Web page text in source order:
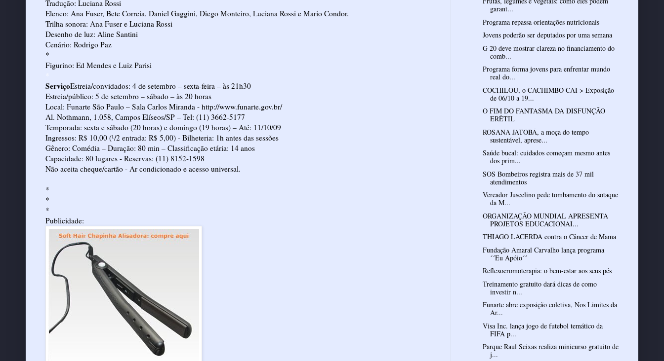
Tradução: Luciana Rossi
Elenco: Ana Fuser, Bete Correia, Daniel Gaggini, Diego Monteiro, Luciana Rossi e Mario Condor.
Trilha sonora: Ana Fuser e Luciana Rossi
Desenho de luz: Aline Santini
Cenário: Rodrigo Paz
*
Figurino: Ed Mendes e Luiz Parisi
ServiçoEstreia/convidados: 4 de setembro – sexta-feira – às 21h30
Estreia/público: 5 de setembro – sábado – às 20 horas
Local: Funarte São Paulo – Sala Carlos Miranda - http://www.funarte.gov.br/
Al. Nothmann, 1.058, Campos Elíseos/SP – Tel: (11) 3662-5177
Temporada: sexta e sábado (20 horas) e domingo (19 horas) – Até: 11/10/09
Ingressos: R$ 10,00 (¹/2 entrada: R$ 5,00) - Bilheteria: 1h antes das sessões
Gênero: Comédia – Duração: 80 min – Classificação etária: 14 anos
Capacidade: 80 lugares - Reservas: (11) 8152-1598
Não aceita cheque/cartão - Ar condicionado e acesso universal.
*
*
*
Publicidade:
garant...
Programa repassa orientações nutricionais
Jovens poderão ser deputados por uma semana
G 20 deve mostrar clareza no financiamento do
comb...
Programa forma jovens para enfrentar mundo
real do...
COCHILOU, o CACHIMBO CAI > Exposição
de 06/10 a 19...
O FIM DO FANTASMA DA DISFUNÇÃO
ERÉTIL
ROSANA JATOBÁ, a moça do tempo
sustentável, aprese...
Saúde bucal: cuidados começam mesmo antes
dos prim...
SOS Bombeiros registra mais de 37 mil
atendimentos
Vereador Juscelino pede tombamento do sotaque
da M...
ORGANIZAÇÃO MUNDIAL APRESENTA
PROJETOS EDUCACIONAI...
THIAGO LACERDA contra o Câncer de Mama
Fundação Amaral Carvalho lança programa
´´Eu Apóio´´
Reflexocromoterapia: o bem-estar aos seus pés
Treinamento gratuito dará dicas de como
investir n...
Funarte abre exposição coletiva, Nos Limites da
Ar...
Visa Inc. lança jogo de futebol temático da
FIFA p...
Parque Raul Seixas realiza minicurso gratuito de
j...